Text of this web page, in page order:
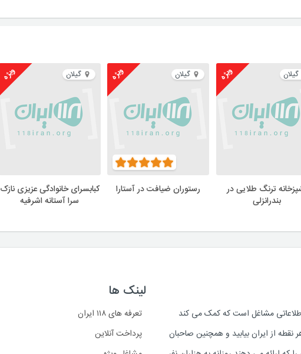
گیلان ویژه
ترنگ طلایی در
بندرانزلی
گیلان ویژه
رستوران ضیافت در آستارا
گیلان ویژه
کبابسرای خانوادگی عزیزی نازک
سرا آستانه اشرفیه
بانک اطلاعاتی مشاغل است که کمک می کند
از ایران بیابید و همچنین صاحبان
لینک ها
تعرفه های ۱۱۸ ایران
پرداخت آنلاین